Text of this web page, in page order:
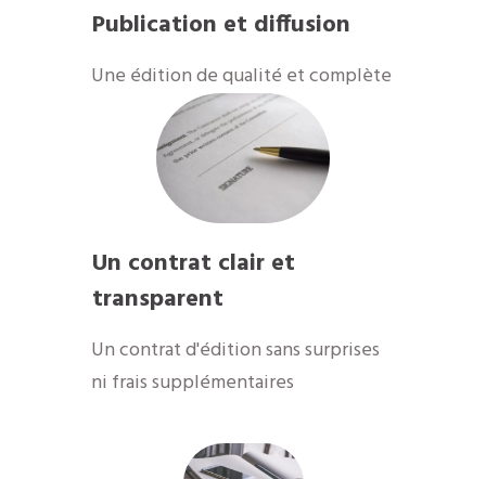
Publication et diffusion
​Une édition de qualité et complète
Un contrat clair et
transparent
Un contrat d'édition sans surprises
ni frais supplémentaires